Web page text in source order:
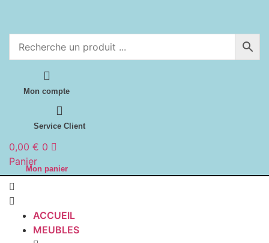
contenu
Mon compte
Service Client
0,00 € 0
Panier
Mon panier
ACCUEIL
MEUBLES